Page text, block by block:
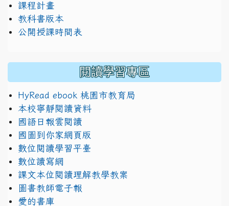
課程計畫
教科書版本
公開授課時間表
閱讀學習專區
HyRead ebook 桃園市教育局
本校寧靜閱讀資料
國語日報雲閱讀
國圖到你家網頁版
數位閱讀學習平臺
數位讀寫網
課文本位閱讀理解教學教案
圖書教師電子報
愛的書庫